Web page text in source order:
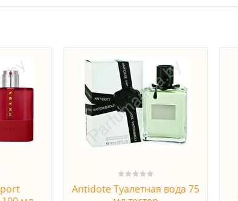
Antidote Туалетная вода 75